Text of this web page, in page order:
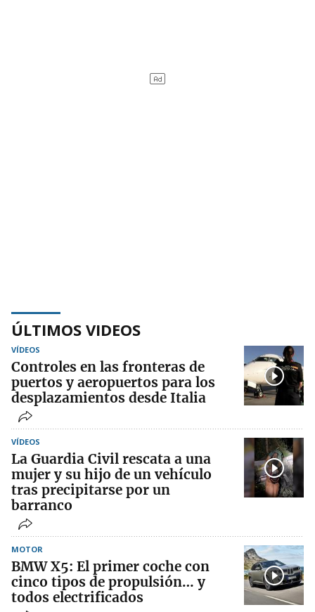
ÚLTIMOS VIDEOS
VÍDEOS
Controles en las fronteras de
puertos y aeropuertos para los
desplazamientos desde Italia
VÍDEOS
La Guardia Civil rescata a una
mujer y su hijo de un vehículo
tras precipitarse por un
barranco
MOTOR
BMW X5: El primer coche con
cinco tipos de propulsión… y
todos electrificados